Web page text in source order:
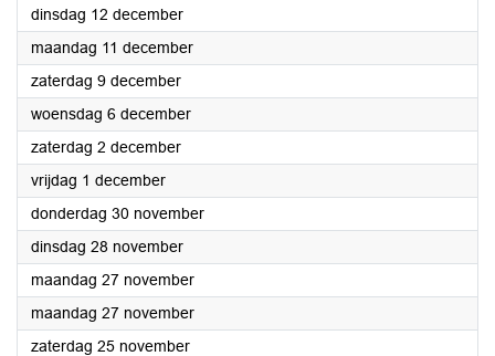
dinsdag 12 december2023
maandag 11 december2023
zaterdag 9 december2023
woensdag 6 december2023
zaterdag 2 december2023
vrijdag 1 december2023
donderdag 30 november2023
dinsdag 28 november2023
maandag 27 november2023
maandag 27 november2023
zaterdag 25 november2023